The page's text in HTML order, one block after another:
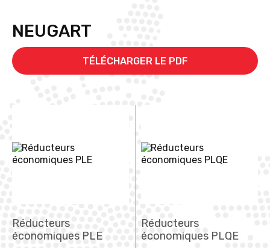
NEUGART
TÉLÉCHARGER LE PDF
Réducteurs
économiques PLE
Réducteurs
économiques PLQE